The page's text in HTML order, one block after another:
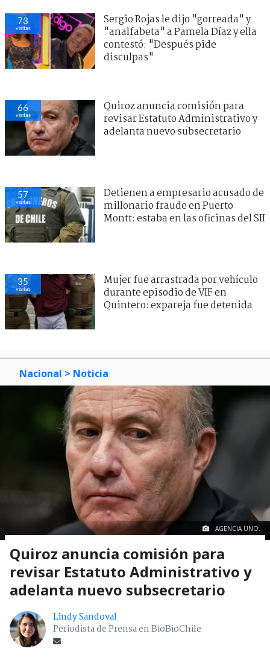
73
visitas
Sergio Rojas le dijo "gorreada" y
"analfabeta" a Pamela Díaz y ella
contestó: "Después pide
disculpas"
66
visitas
Quiroz anuncia comisión para
revisar Estatuto Administrativo y
adelanta nuevo subsecretario
57
visitas
Detienen a empresario acusado de
millonario fraude en Puerto
Montt: estaba en las oficinas del SII
35
visitas
Mujer fue arrastrada por vehículo
durante episodio de VIF en
Quintero: expareja fue detenida
Nacional > Noticia
AGENCIA UNO.
Quiroz anuncia comisión para
revisar Estatuto Administrativo y
adelanta nuevo subsecretario
Lindy Sandoval
Periodista de Prensa en BioBioChile